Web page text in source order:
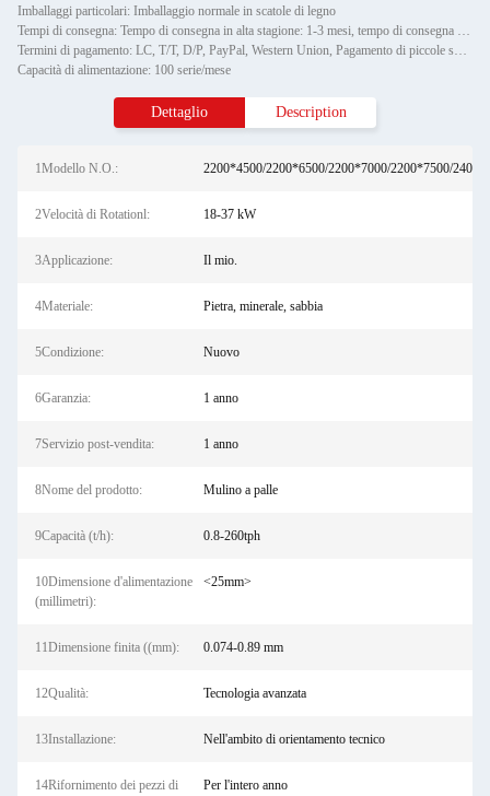
Imballaggi particolari: Imballaggio normale in scatole di legno
Tempi di consegna: Tempo di consegna in alta stagione: 1-3 mesi, tempo di consegna fuori stagione: un mese
Termini di pagamento: LC, T/T, D/P, PayPal, Western Union, Pagamento di piccole somme, Money Gram
Capacità di alimentazione: 100 serie/mese
Dettaglio Description
1Modello N.O.: 2200*4500/2200*6500/2200*7000/2200*7500/
2Velocità di Rotationl: 18-37 kW
3Applicazione: Il mio.
4Materiale: Pietra, minerale, sabbia
5Condizione: Nuovo
6Garanzia: 1 anno
7Servizio post-vendita: 1 anno
8Nome del prodotto: Mulino a palle
9Capacità (t/h): 0.8-260tph
10Dimensione d'alimentazione
(millimetri):
<25mm>
11Dimensione finita ((mm): 0.074-0.89 mm
12Qualità: Tecnologia avanzata
13Installazione: Nell'ambito di orientamento tecnico
14Rifornimento dei pezzi di
Per l'intero anno